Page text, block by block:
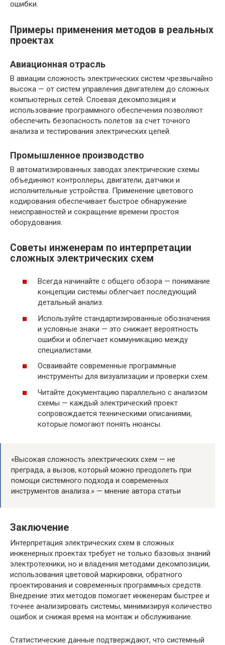
ошибки.
Примеры применения методов в реальных
проектах
Авиационная отрасль
В авиации сложность электрических систем чрезвычайно
высока — от систем управления двигателем до сложных
компьютерных сетей. Слоевая декомпозиция и
использование программного обеспечения позволяют
обеспечить безопасность полетов за счет точного
анализа и тестирования электрических цепей.
Промышленное производство
В автоматизированных заводах электрические схемы
объединяют контроллеры, двигатели, датчики и
исполнительные устройства. Применение цветового
кодирования обеспечивает быстрое обнаружение
неисправностей и сокращение времени простоя
оборудования.
Советы инженерам по интерпретации
сложных электрических схем
Всегда начинайте с общего обзора — понимание
концепции системы облегчает последующий
детальный анализ.
Используйте стандартизированные обозначения
и условные знаки — это снижает вероятность
ошибки и облегчает коммуникацию между
специалистами.
Осваивайте современные программные
инструменты для визуализации и проверки схем.
Читайте документацию параллельно с анализом
схемы — каждый электрический проект
сопровождается техническими описаниями,
которые помогают понять нюансы.
«Высокая сложность электрических схем — не
преграда, а вызов, который можно преодолеть при
помощи системного подхода и современных
инструментов анализа.» — мнение автора статьи
Заключение
Интерпретация электрических схем в сложных
инженерных проектах требует не только базовых знаний
электротехники, но и владения методами декомпозиции,
использования цветовой маркировки, обратного
проектирования и современных программных средств.
Внедрение этих методов помогает инженерам быстрее и
точнее анализировать системы, минимизируя количество
ошибок и снижая время на монтаж и обслуживание.
Статистические данные подтверждают, что системный